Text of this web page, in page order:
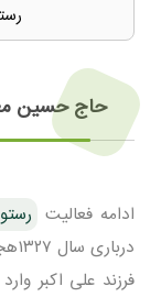
حاج حسین
ادامه فعالیت
فرزند علی اکبر